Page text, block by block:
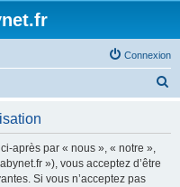
Connexion
après par « nous », « notre »,
»), vous acceptez d’être
Si vous n’acceptez pas